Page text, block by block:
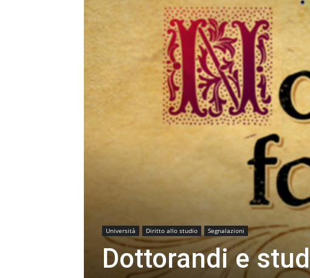
Università Diritto allo studio Segnalazioni
Dottorandi e